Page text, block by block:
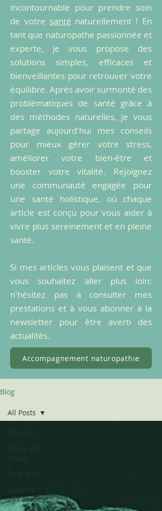
incontournable pour prendre soin
de votre santé naturellement ! En
tant que naturopathe passionnée et
experte, je vous propose des
solutions simples, efficaces et
bienveillantes pour retrouver votre
équilibre. Après avoir surmonté des
problématiques de santé grâce à
des méthodes naturelles, je vous
partage aujourd'hui mes conseils
pour mieux gérer votre stress,
améliorer votre bien-être et
booster votre vitalité. Rejoignez
une communauté engagée pour
une santé holistique, où chaque
article est conçu pour vous aider à
vivre plus sereinement et en pleine
santé.
Si mes articles vous plaisent et que
vous souhaitez aller plus loin:
n'hésitez pas à consulter mes
prestations et à vous abonner à la
newsletter pour être averti des
actualités.
Accompagnement naturopathie
Blog
All Posts
Gérer son
stress
Étudiants
Survivre
aux études
All Posts